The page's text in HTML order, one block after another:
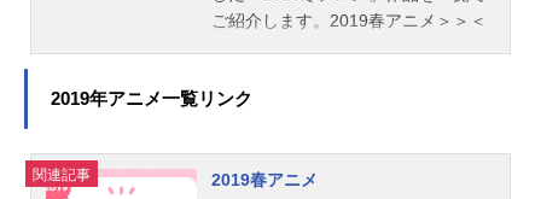
ご紹介します。2019春アニメ＞＞＜
2019年アニメ一覧リンク
関連記事
2019春アニメ